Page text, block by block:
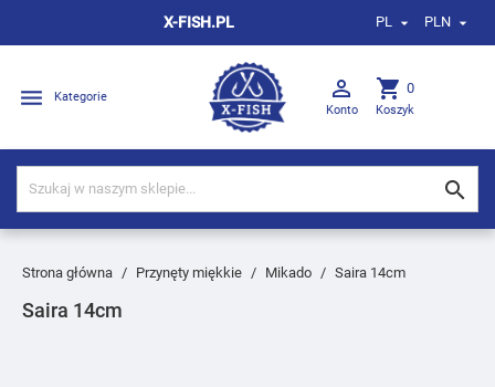
X-FISH.PL PL  PLN 
 Kategorie 
Konto
shopping_cart 0
Koszyk

Strona główna Przynęty miękkie Mikado Saira 14cm
Saira 14cm